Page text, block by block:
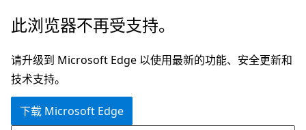
跳
主
要
内
跳
页
内
导
此浏览器不再受支持。
请升级到 Microsoft Edge 以使用最新的功能、安全更新和
技术支持。
下载 Microsoft Edge